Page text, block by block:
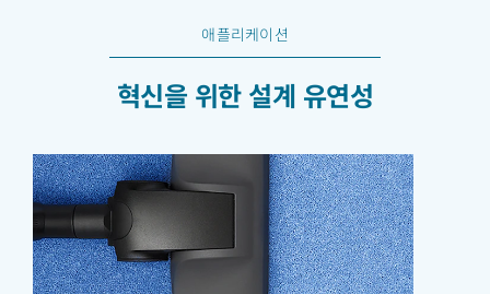
애플리케이션
혁신을 위한 설계 유연성